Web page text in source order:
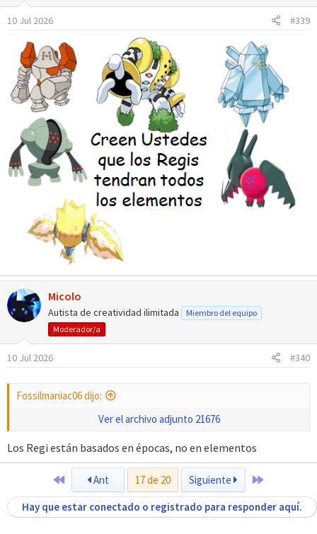
10 Jul 2026 #339
Micolo
Autista de creatividad ilimitada
Miembro del equipo
Moderador/a
10 Jul 2026 #340
Fossilmaniac06 dijo:
Ver el archivo adjunto 21676
Los Regi están basados en épocas, no en elementos
PrimeroAnt 17 de 20 Siguiente Último
Hay que estar conectado o registrado para responder aquí.